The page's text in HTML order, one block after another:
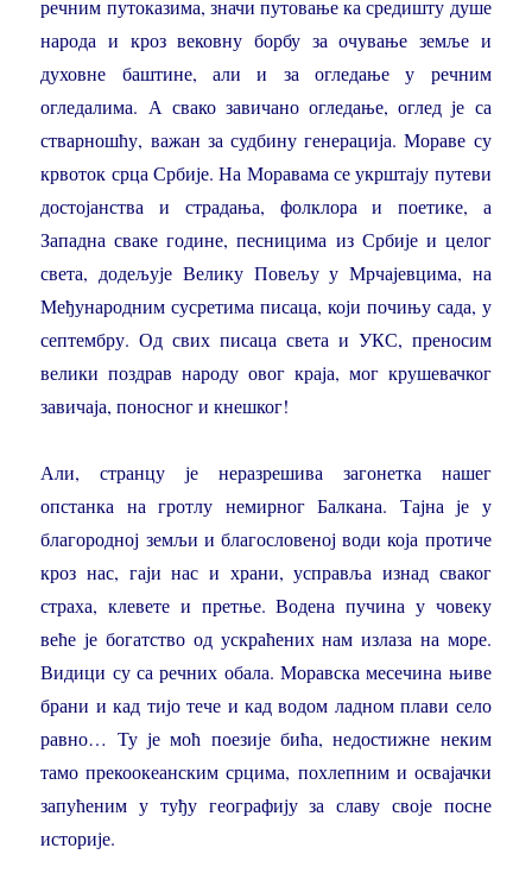
речним путоказима, значи путовање ка средишту душе
народа и кроз вековну борбу за очување земље и
духовне баштине, али и за огледање у речним
огледалима. А свако завичано огледање, оглед је са
стварношћу, важан за судбину генерација. Мораве су
крвоток срца Србије. На Моравама се укрштају путеви
достојанства и страдања, фолклора и поетике, а
Западна сваке године, песницима из Србије и целог
света, додељује Велику Повељу у Мрчајевцима, на
Међународним сусретима писаца, који почињу сада, у
септембру. Од свих писаца света и УКС, преносим
велики поздрав народу овог краја, мог крушевачког
завичаја, поносног и кнешког!
Али, странцу је неразрешива загонетка нашег
опстанка на гротлу немирног Балкана. Тајна је у
благородној земљи и благословеној води која протиче
кроз нас, гаји нас и храни, усправља изнад сваког
страха, клевете и претње. Водена пучина у човеку
веће је богатство од ускраћених нам излаза на море.
Видици су са речних обала. Моравска месечина њиве
брани и кад тијо тече и кад водом ладном плави село
равно… Ту је моћ поезије бића, недостижне неким
тамо прекоокеанским срцима, похлепним и освајачки
запућеним у туђу географију за славу своје посне
историје.